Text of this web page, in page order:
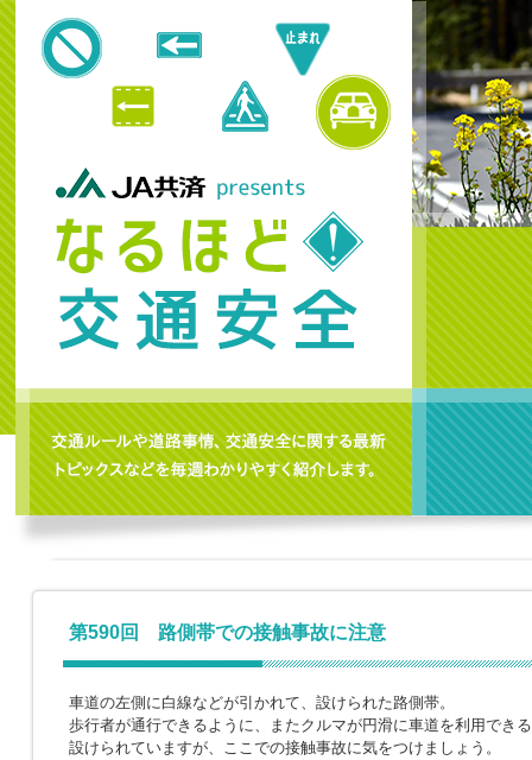
第590回 路側帯での接触事故に注意
車道の左側に白線などが引かれて、設けられた路側帯。
歩行者が通行できるように、またクルマが円滑に車道を利用でき
設けられていますが、ここでの接触事故に気をつけましょう。